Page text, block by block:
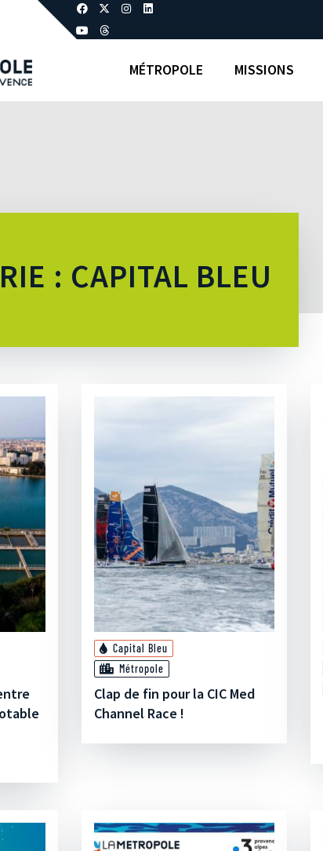
MÉTROPOLE MISSIONS
: CAPITAL BLEU
Capital Bleu
Métropole
Clap de fin pour la CIC Med
Channel Race !